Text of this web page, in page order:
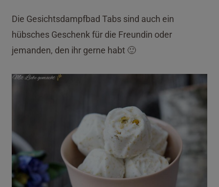
Die Gesichtsdampfbad Tabs sind auch ein
hübsches Geschenk für die Freundin oder
jemanden, den ihr gerne habt 🙂